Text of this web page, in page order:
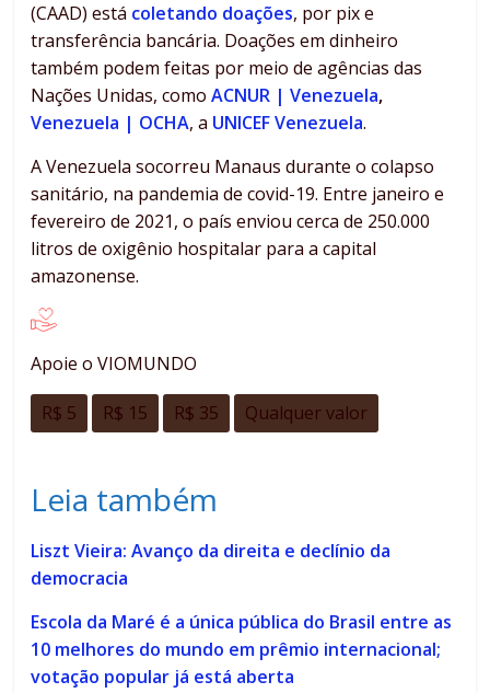
(CAAD) está coletando doações, por pix e
transferência bancária. Doações em dinheiro
também podem feitas por meio de agências das
Nações Unidas, comoACNUR | Venezuela,
Venezuela | OCHA, a UNICEF Venezuela.
A Venezuela socorreu Manaus durante o colapso
sanitário, na pandemia de covid-19. Entre janeiro e
fevereiro de 2021, o país enviou cerca de 250.000
litros de oxigênio hospitalar para a capital
amazonense.
Apoie o VIOMUNDO
R$ 5 R$ 15 R$ 35 Qualquer valor
Leia também
Liszt Vieira: Avanço da direita e declínio da
democracia
Escola da Maré é a única pública do Brasil entre as
10 melhores do mundo em prêmio internacional;
votação popular já está aberta